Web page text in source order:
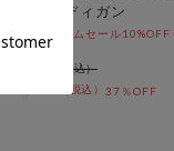
ットカーディガン
期間限定タイムセール
まで！
37％OFF